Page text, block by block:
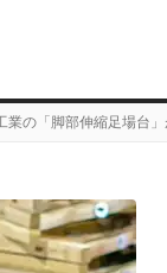
の「脚部伸縮足場台